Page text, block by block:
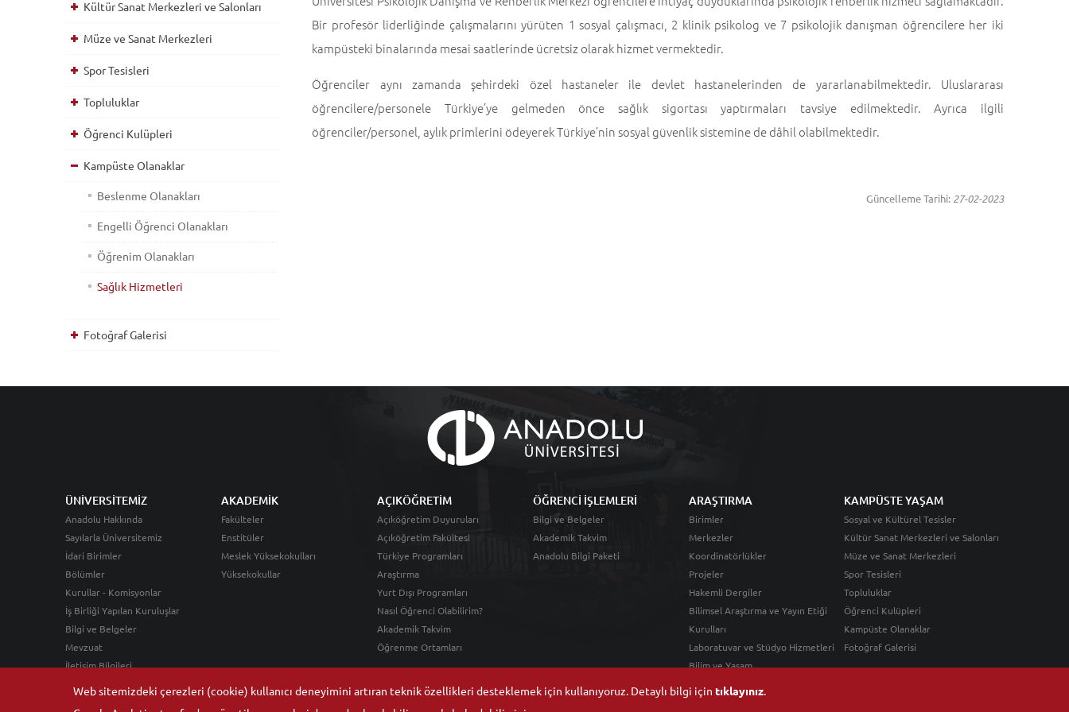
Bir profesör liderliğinde çalışmalarını yürüten 1 sosyal çalışmacı, 2 klinik psikolog ve 7 psikolojik danışman öğrencilere her iki
kampüsteki binalarında mesai saatlerinde ücretsiz olarak hizmet vermektedir.
Öğrenciler aynı zamanda şehirdeki özel hastaneler ile devlet hastanelerinden de yararlanabilmektedir. Uluslararası
öğrencilere/personele Türkiye’ye gelmeden önce sağlık sigortası yaptırmaları tavsiye edilmektedir. Ayrıca ilgili
öğrenciler/personel, aylık primlerini ödeyerek Türkiye’nin sosyal güvenlik sistemine de dâhil olabilmektedir.
Güncelleme Tarihi: 27-02-2023
Kültür Sanat Merkezleri ve Salonları
Müze ve Sanat Merkezleri
Spor Tesisleri
Topluluklar
Öğrenci Kulüpleri
Kampüste Olanaklar
Beslenme Olanakları
Engelli Öğrenci Olanakları
Öğrenim Olanakları
Sağlık Hizmetleri
Fotoğraf Galerisi
Web sitemizdeki çerezleri (cookie) kullanıcı deneyimini artıran teknik özellikleri desteklemek için kullanıyoruz. Detaylı bilgi için tıklayınız.
ÜNİVERSİTEMİZ
Anadolu Hakkında
Sayılarla Üniversitemiz
İdari Birimler
Bölümler
Kurullar - Komisyonlar
İş Birliği Yapılan Kuruluşlar
Bilgi ve Belgeler
Mevzuat
İletişim Bilgileri
AKADEMİK
Fakülteler
Enstitüler
Meslek Yüksekokulları
Yüksekokullar
AÇIKÖĞRETİM
Açıköğretim Duyuruları
Açıköğretim Fakültesi
Türkiye Programları
Araştırma
Yurt Dışı Programları
Nasıl Öğrenci Olabilirim?
Akademik Takvim
Öğrenme Ortamları
ÖĞRENCİ İŞLEMLERİ
Bilgi ve Belgeler
Akademik Takvim
Anadolu Bilgi Paketi
ARAŞTIRMA
Birimler
Merkezler
Koordinatörlükler
Projeler
Hakemli Dergiler
Bilimsel Araştırma ve Yayın Etiği
Kurulları
Laboratuvar ve Stüdyo Hizmetleri
Bilim ve Yaşam
KAMPÜSTE YAŞAM
Sosyal ve Kültürel Tesisler
Kültür Sanat Merkezleri ve Salonları
Müze ve Sanat Merkezleri
Spor Tesisleri
Topluluklar
Öğrenci Kulüpleri
Kampüste Olanaklar
Fotoğraf Galerisi